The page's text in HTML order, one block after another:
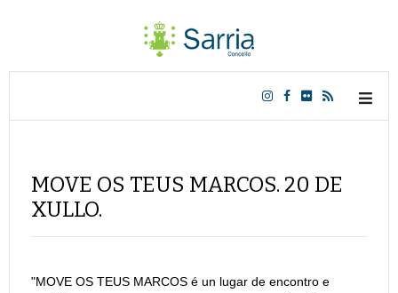
MOVE OS TEUS MARCOS. 20 DE
XULLO.
"MOVE OS TEUS MARCOS é un lugar de encontro e